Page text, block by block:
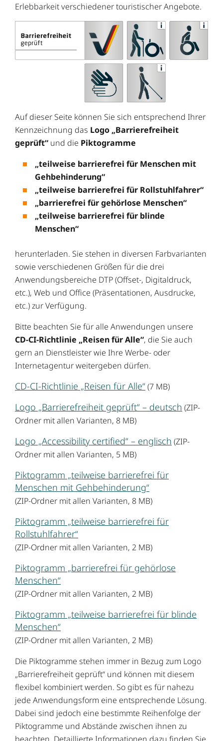
Erlebbarkeit verschiedener touristischer Angebote.
Auf dieser Seite können Sie sich entsprechend Ihrer
Kennzeichnung das Logo „Barrierefreiheit
geprüft“ und die Piktogramme
„teilweise barrierefrei für Menschen mit
Gehbehinderung“
„teilweise barrierefrei für Rollstuhlfahrer“
„barrierefrei für gehörlose Menschen“
„teilweise barrierefrei für blinde
Menschen“
herunterladen. Sie stehen in diversen Farbvarianten
sowie verschiedenen Größen für die drei
Anwendungsbereiche DTP (Offset-, Digitaldruck,
etc.), Web und Office (Präsentationen, Ausdrucke,
etc.) zur Verfügung.
Bitte beachten Sie für alle Anwendungen unsere
CD-CI-Richtlinie „Reisen für Alle“, die Sie auch
gern an Dienstleister wie Ihre Werbe- oder
Internetagentur weitergeben dürfen.
CD-CI-Richtlinie „Reisen für Alle“(7 MB)
Logo „Barrierefreiheit geprüft“ – deutsch (ZIP-
Ordner mit allen Varianten, 8 MB)
Logo „Accessibility certified“ – englisch (ZIP-
Ordner mit allen Varianten, 5 MB)
Piktogramm „teilweise barrierefrei für
Menschen mit Gehbehinderung“
(ZIP-Ordner mit allen Varianten, 8 MB)
Piktogramm „teilweise barrierefrei für
Rollstuhlfahrer“
(ZIP-Ordner mit allen Varianten, 2 MB)
Piktogramm „barrierefrei für gehörlose
Menschen“
(ZIP-Ordner mit allen Varianten, 2 MB)
Piktogramm „teilweise barrierefrei für blinde
Menschen“
(ZIP-Ordner mit allen Varianten, 2 MB)
Die Piktogramme stehen immer in Bezug zum Logo
„Barrierefreiheit geprüft“ und können mit diesem
flexibel kombiniert werden. So gibt es für nahezu
jede Anwendungsform eine entsprechende Lösung.
Dabei sind jedoch eine bestimmte Reihenfolge der
Piktogramme und Abstände zwischen ihnen zu